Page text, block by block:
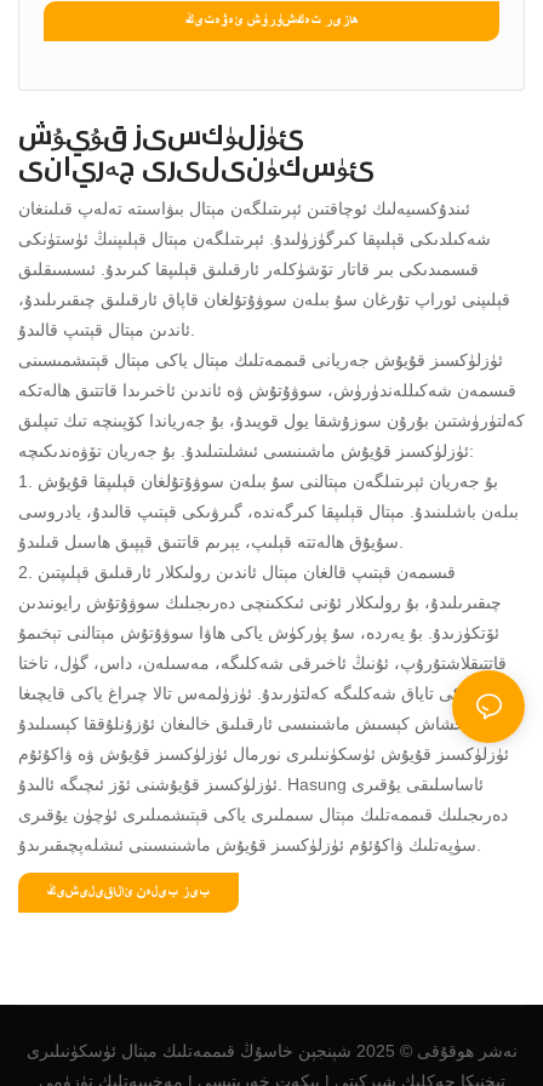
ھازىر تەكشۈرۈش ئەۋەتىڭ
ئۈزلۈكسىز قۇيۇش
ئۈسكۈنىلىرى جەريانى
ئىندۇكسىيەلىك ئوچاقتىن ئېرىتىلگەن مېتال بىۋاسىتە تەلەپ قىلىنغان
شەكىلدىكى قېلىپقا كىرگۈزۈلىدۇ. ئېرىتىلگەن مېتال قېلىپنىڭ ئۈستۈنكى
قىسمىدىكى بىر قاتار تۆشۈكلەر ئارقىلىق قېلىپقا كىرىدۇ. ئىسسىقلىق
قېلىپنى ئوراپ تۇرغان سۇ بىلەن سوۋۇتۇلغان قاپاق ئارقىلىق چىقىرىلىدۇ،
ئۈزلۈكسىز قۇيۇش جەريانى قىممەتلىك مېتال ياكى مېتال قېتىشمىسىنى
قىسمەن شەكىللەندۈرۈش، سوۋۇتۇش ۋە ئاندىن ئاخىرىدا قاتتىق ھالەتكە
كەلتۈرۈشتىن بۇرۇن سوزۇشقا يول قويىدۇ، بۇ جەرياندا كۆپىنچە تىك تىپلىق
ئۈزلۈكسىز قۇيۇش ماشىنىسى ئىشلىتىلىدۇ. بۇ جەريان تۆۋەندىكىچە:
1. بۇ جەريان ئېرىتىلگەن مېتالنى سۇ بىلەن سوۋۇتۇلغان قېلىپقا قۇيۇش
بىلەن باشلىنىدۇ. مېتال قېلىپقا كىرگەندە، گىرۋىكى قېتىپ قالىدۇ، يادروسى
2. قىسمەن قېتىپ قالغان مېتال ئاندىن رولىكلار ئارقىلىق قېلىپتىن
چىقىرىلىدۇ، بۇ رولىكلار ئۇنى ئىككىنچى دەرىجىلىك سوۋۇتۇش رايونىدىن
ئۆتكۈزىدۇ. بۇ يەردە، سۇ پۈركۈش ياكى ھاۋا سوۋۇتۇش مېتالنى تېخىمۇ
قاتتىقلاشتۇرۇپ، ئۇنىڭ ئاخىرقى شەكلىگە، مەسىلەن، داس، گۈل، تاختا
ياكى تاياق شەكلىگە كەلتۈرىدۇ. ئۈزۈلمەس تالا چىراغ ياكى قايچىغا
ئۈزلۈكسىز قۇيۇش ئۈسكۈنىلىرى نورمال ئۈزلۈكسىز قۇيۇش ۋە ۋاكۇئۇم
ئۈزلۈكسىز قۇيۇشنى ئۆز ئىچىگە ئالىدۇ. Hasung ئاساسلىقى يۇقىرى
دەرىجىلىك قىممەتلىك مېتال سىملىرى ياكى قېتىشمىلىرى ئۈچۈن يۇقىرى
بىز بىلەن ئالاقىلىشىڭ
نەشر ھوقۇقى © 2025 شېنجېن خاسۇڭ قىممەتلىك مېتال ئۈسكۈنىلىرى
تېخنىكا چەكلىك شىركىتى | بېكەت خەرىتىسى | مەخپىيەتلىكتۈزۈمى